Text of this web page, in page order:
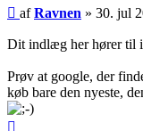
Indlæg
afRavnen » 30. jul
Dit indlæg her hører til i
Prøv at google, der
køb bare den nyeste,